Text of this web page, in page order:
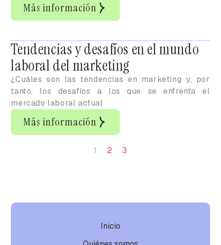
Más información
Tendencias y desafíos en el mundo
laboral del marketing
¿Cuáles son las tendencias en marketing y, por
tanto, los desafíos a los que se enfrenta el
mercado laboral actual
Más información
1 2 3
Inicio